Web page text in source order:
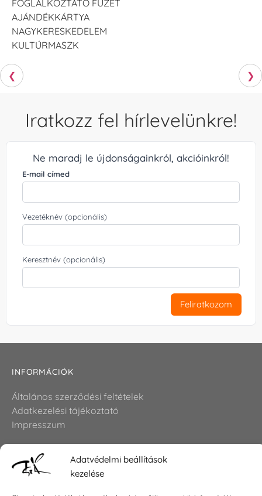
Adatvédelmi beállítások
kezelése
FOGLALKOZTATÓ FÜZET
AJÁNDÉKKÁRTYA
NAGYKERESKEDELEM
KULTÚRMASZK
❮ ❯
Iratkozz fel hírlevelünkre!
Ne maradj le újdonságainkról, akcióinkról!
E-mail címed
Vezetéknév (opcionális)
Keresztnév (opcionális)
Feliratkozom
INFORMÁCIÓK
Általános szerződési feltételek
Adatkezelési tájékoztató
Impresszum
KAPCSOLAT
E-mail: shop@torokszilvi.com